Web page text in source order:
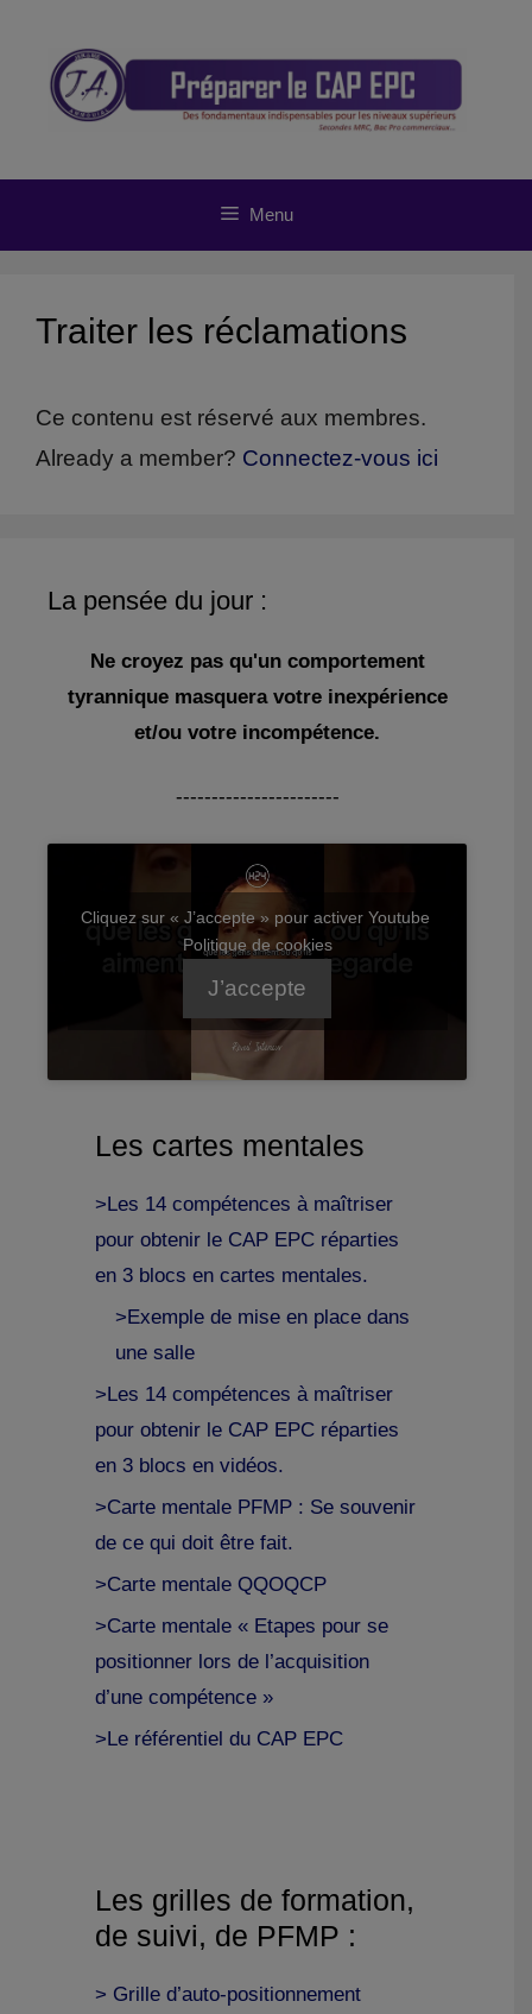
contenu
Menu
Traiter les réclamations
Ce contenu est réservé aux membres.
Already a member? Connectez-vous ici
La pensée du jour :
Ne croyez pas qu'un comportement
tyrannique masquera votre inexpérience
et/ou votre incompétence.
-----------------------
Cliquez sur « J’accepte » pour activer Youtube
Politique de cookies
J’accepte
Les cartes mentales
>Les 14 compétences à maîtriser
pour obtenir le CAP EPC réparties
en 3 blocs en cartes mentales.
>Exemple de mise en place dans
une salle
>Les 14 compétences à maîtriser
pour obtenir le CAP EPC réparties
en 3 blocs en vidéos.
>Carte mentale PFMP : Se souvenir
de ce qui doit être fait.
>Carte mentale QQOQCP
>Carte mentale « Etapes pour se
positionner lors de l’acquisition
d’une compétence »
>Le référentiel du CAP EPC
Les grilles de formation,
de suivi, de PFMP :
> Grille d’auto-positionnement